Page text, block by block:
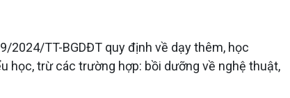
2024/TT-BGDĐT quy định về dạy thêm, học
học, trừ các trường hợp: bồi dưỡng về nghệ thuật,